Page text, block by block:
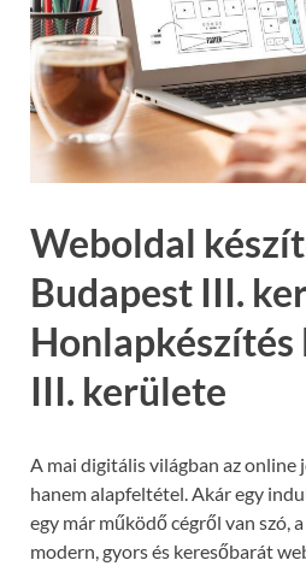
Weboldal
Budapest III.
Honlapkészítés
III. kerülete
A mai digitális világban az online
hanem alapfeltétel. Akár egy
egy már működő cégről van szó,
modern, gyors és keresőbarát